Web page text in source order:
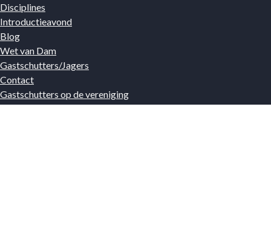
Disciplines
Introductieavond
Blog
Wet van Dam
Gastschutters/Jagers
Contact
Gastschutters op de vereniging
Privacyverklaring